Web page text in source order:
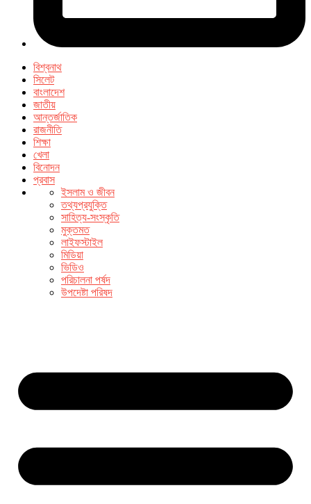
বিশ্বনাথ
সিলেট
বাংলাদেশ
জাতীয়
আন্তর্জাতিক
রাজনীতি
শিক্ষা
খেলা
বিনোদন
প্রবাস
ইসলাম ও জীবন
তথ্যপ্রযুক্তি
সাহিত্য-সংস্কৃতি
মুক্তমত
লাইফস্টাইল
মিডিয়া
ভিডিও
পরিচালনা পর্ষদ
উপদেষ্টা পরিষদ